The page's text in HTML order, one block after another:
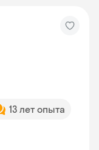
13 лет опыта